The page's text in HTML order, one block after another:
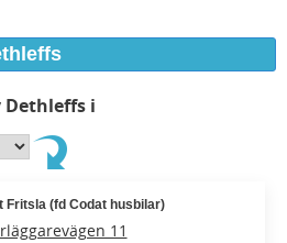
i
Fritsla (fd Codat husbilar)
11